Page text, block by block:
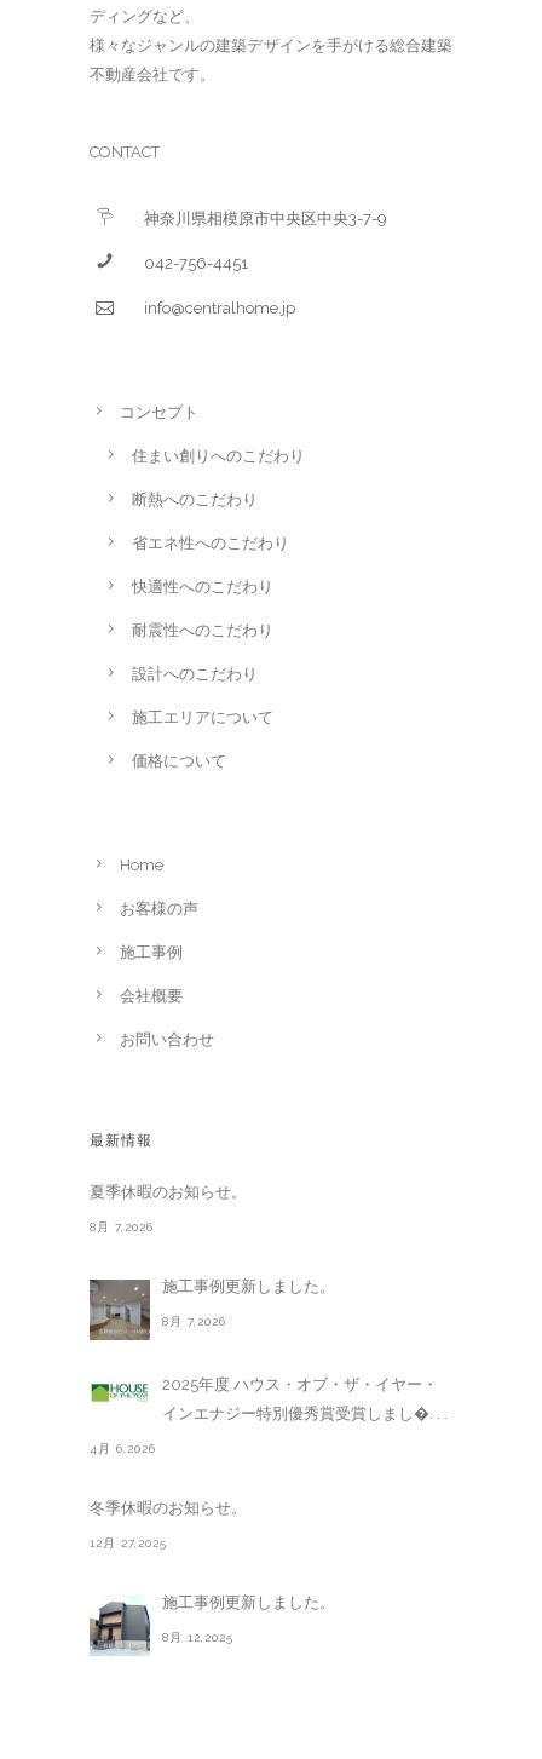
ディングなど、
様々なジャンルの建築デザインを手がける総合建築
不動産会社です。
CONTACT
神奈川県相模原市中央区中央3-7-9
042-756-4451
info@centralhome.jp
コンセプト
住まい創りへのこだわり
断熱へのこだわり
省エネ性へのこだわり
快適性へのこだわり
耐震性へのこだわり
設計へのこだわり
施工エリアについて
価格について
Home
お客様の声
施工事例
会社概要
お問い合わせ
最新情報
夏季休暇のお知らせ。
8月 7,2026
施工事例更新しました。
8月 7,2026
2025年度 ハウス・オブ・ザ・イヤー・
インエナジー特別優秀賞受賞しまし�. . .
4月 6,2026
冬季休暇のお知らせ。
12月 27,2025
施工事例更新しました。
8月 12,2025